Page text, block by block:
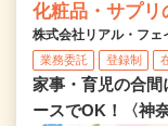
化粧品・サプリ
株式会社リアル・フェ
業務委託 登録制
家事・育児の合
ースでOK！〈神